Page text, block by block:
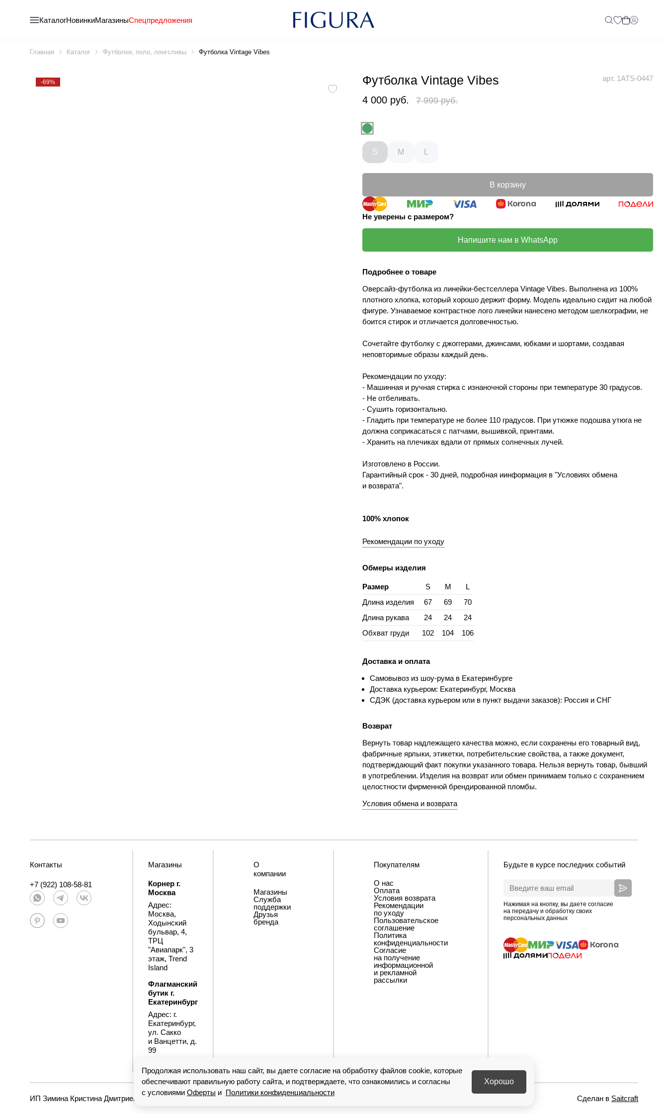
КаталогНовинкиМагазиныСпецпредложения
Главная Каталог Футболки, поло, лонгсливы Футболка Vintage Vibes
-69% Футболка Vintage Vibes арт. 1ATS-0447
4 000 руб. 7 999 руб.
S M
В корзину
Не уверены с размером?
Напишите нам в WhatsApp
Подробнее о товаре
Оверсайз-футболка из линейки-бестселлера Vintage Vibes. Выполнена из 100%
плотного хлопка, который хорошо держит форму. Модель идеально сидит на любой
фигуре. Узнаваемое контрастное лого линейки нанесено методом шелкографии, не
боится стирок и отличается долговечностью.
Сочетайте футболку с джоггерами, джинсами, юбками и шортами, создавая
неповторимые образы каждый день.
Рекомендации по уходу:
- Машинная и ручная стирка с изнаночной стороны при температуре 30 градусов.
- Не отбеливать.
- Сушить горизонтально.
- Гладить при температуре не более 110 градусов. При утюжке подошва утюга не
должна соприкасаться с патчами, вышивкой, принтами.
- Хранить на плечиках вдали от прямых солнечных лучей.
Изготовлено в России.
Гарантийный срок - 30 дней, подробная иинформация в "Условиях обмена
и возврата".
100% хлопок
Рекомендации по уходу
Обмеры изделия
Размер S M
L
Длина изделия
67 69
70
Длина рукава
24 24
24
Обхват груди
102 104 106
Доставка и оплата
Самовывоз из шоу-рума в Екатеринбурге
Доставка курьером: Екатеринбург, Москва
СДЭК (доставка курьером или в пункт выдачи заказов): Россия и СНГ
Возврат
Вернуть товар надлежащего качества можно, если сохранены его товарный вид,
фабричные ярлыки, этикетки, потребительские свойства, а также документ,
подтверждающий факт покупки указанного товара. Нельзя вернуть товар, бывший
в употреблении. Изделия на возврат или обмен принимаем только с сохранением
целостности фирменной брендированной пломбы.
Условия обмена и возврата
Контакты
+7 (922) 108-58-81
Магазины
Корнер г.
Москва
Адрес:
Москва,
Ходынский
бульвар, 4,
ТРЦ
"Авиапарк", 3
этаж, Trend
Island
Флагманский
бутик г.
Екатеринбург
Адрес: г.
Екатеринбург,
ул. Сакко
и Ванцетти, д.
99
О
компании
Магазины
Служба
поддержки
Друзья
бренда
Покупателям
О нас
Оплата
Условия возврата
Рекомендации
по уходу
Пользовательское
соглашение
Политика
конфиденциальности
Согласие
на получение
информационной
и рекламной
рассылки
Будьте в курсе последних событий
Нажимая на кнопку, вы даете согласие
на передачу и обработку своих
персональных данных
ИП Зимина Кристина Дмитриевна, ОГРНИП 318665800233615. Екатеринбург, проспект Ленина, 49, 407. Figura wear ‘2026 Сделан в Saitcraft
Продолжая использовать наш сайт, вы даете согласие на обработку файлов cookie, которые
обеспечивают правильную работу сайта, и подтверждаете, что ознакомились и согласны
с условиями Оферты и Политики конфиденциальности
Хорошо